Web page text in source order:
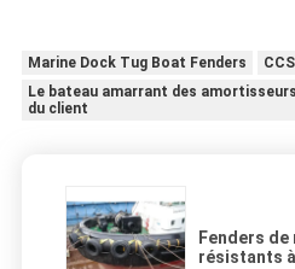
Marine Dock Tug Boat Fenders
Le bateau amarrant des
du client
Fenders
résistants